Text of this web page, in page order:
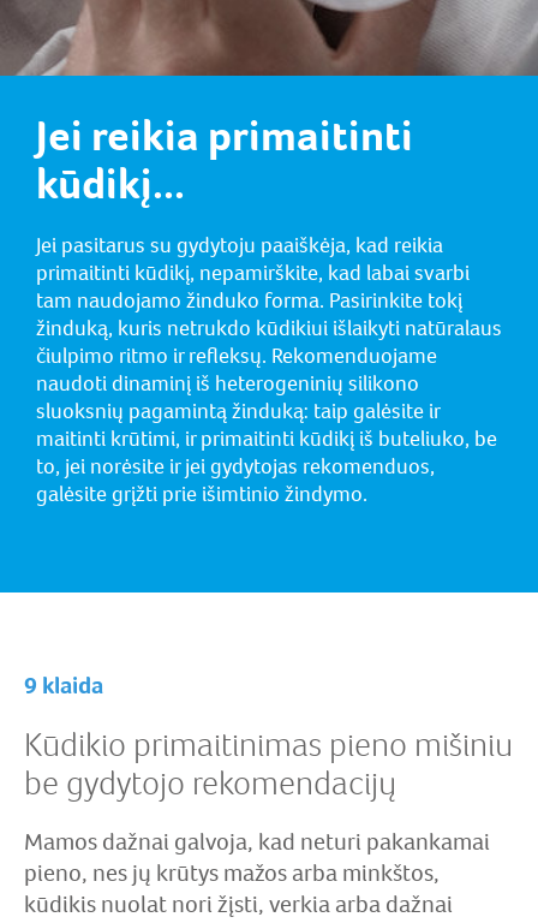
Jei reikia primaitinti
kūdikį...
Jei pasitarus su gydytoju paaiškėja, kad reikia
primaitinti kūdikį, nepamirškite, kad labai svarbi
tam naudojamo žinduko forma. Pasirinkite tokį
žinduką, kuris netrukdo kūdikiui išlaikyti natūralaus
čiulpimo ritmo ir refleksų. Rekomenduojame
naudoti dinaminį iš heterogeninių silikono
sluoksnių pagamintą žinduką: taip galėsite ir
maitinti krūtimi, ir primaitinti kūdikį iš buteliuko, be
to, jei norėsite ir jei gydytojas rekomenduos,
galėsite grįžti prie išimtinio žindymo.
9 klaida
Kūdikio primaitinimas pieno mišiniu
be gydytojo rekomendacijų
Mamos dažnai galvoja, kad neturi pakankamai
pieno, nes jų krūtys mažos arba minkštos,
kūdikis nuolat nori žįsti, verkia arba dažnai